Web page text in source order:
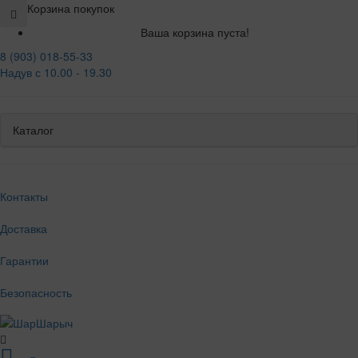
Корзина покупок
Ваша корзина пуста!
8 (903) 018-55-33
Надув с 10.00 - 19.30
Каталог
Контакты
Доставка
Гарантии
Безопасность